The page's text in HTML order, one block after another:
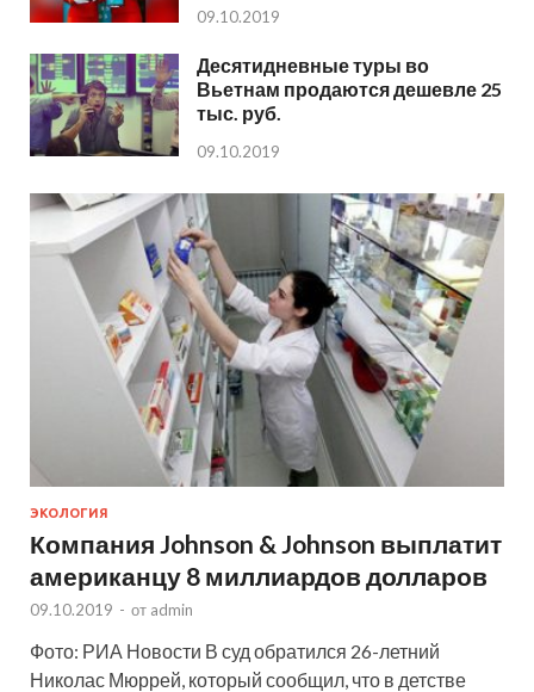
09.10.2019
Десятидневные туры во
Вьетнам продаются дешевле 25
тыс. руб.
09.10.2019
ЭКОЛОГИЯ
Компания Johnson & Johnson выплатит
американцу 8 миллиардов долларов
09.10.2019 - от admin
Фото: РИА Новости В суд обратился 26-летний
Николас Мюррей, который сообщил, что в детстве